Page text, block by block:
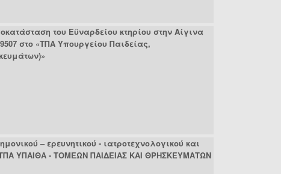
του Εϋναρδείου κτηρίου στην Αίγινα
στο «ΤΠΑ Υπουργείου Παιδείας,
– ερευνητικού - ιατροτεχνολογικού και
ΥΠΑΙΘΑ - ΤΟΜΕΩΝ ΠΑΙΔΕΙΑΣ ΚΑΙ ΘΡΗΣΚΕΥΜΑΤΩΝ